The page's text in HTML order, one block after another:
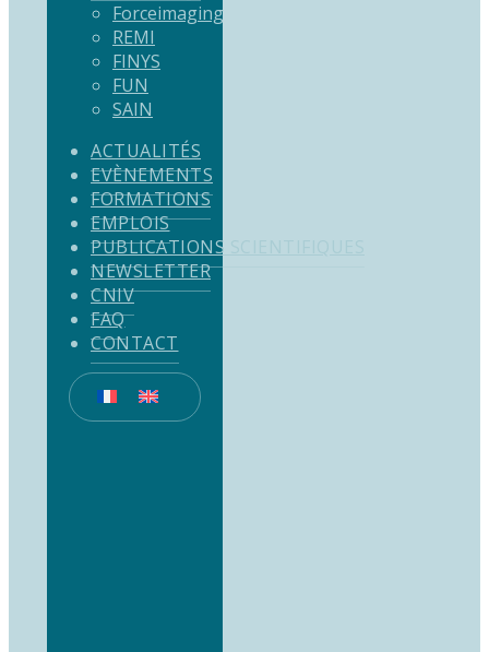
Forceimaging
REMI
FINYS
FUN
SAIN
ACTUALITÉS
EVÈNEMENTS
FORMATIONS
EMPLOIS
PUBLICATIONS SCIENTIFIQUES
NEWSLETTER
CNIV
FAQ
CONTACT